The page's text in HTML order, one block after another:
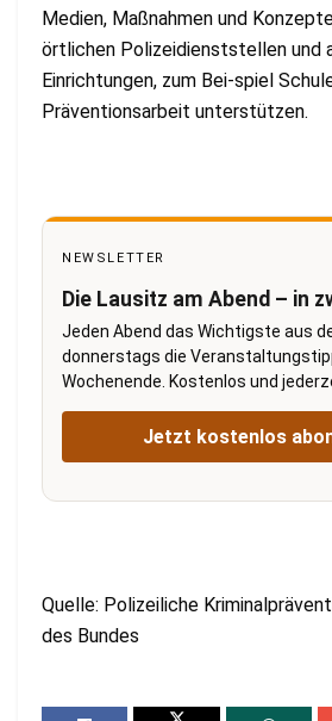
Medien, Maßnahmen und
örtlichen Polizeidienststellen und
Einrichtungen, zum Bei-spiel
Präventionsarbeit unterstützen.
NEWSLETTER
Die Lausitz am Abend – in
Jeden Abend das Wichtigste aus
donnerstags die
Wochenende. Kostenlos und
Jetzt kostenlos
Quelle: Polizeiliche
des Bundes